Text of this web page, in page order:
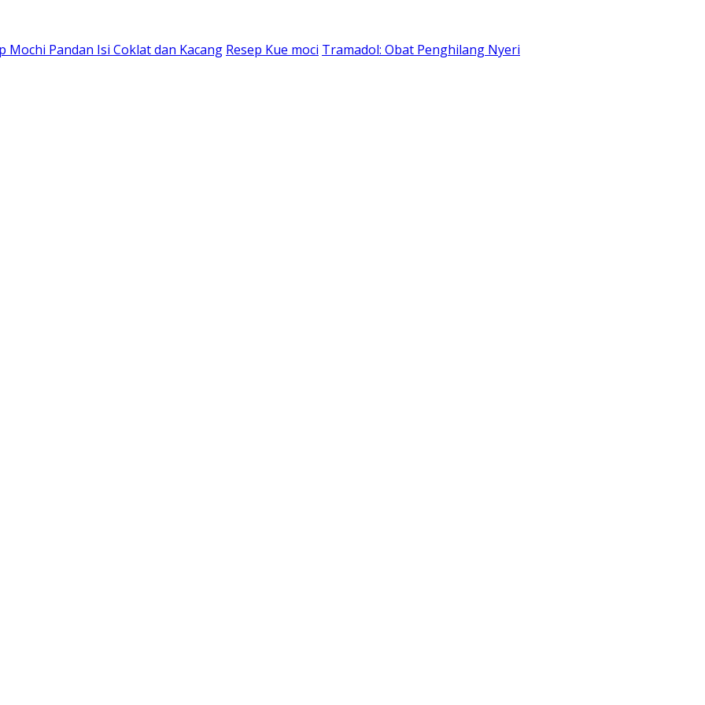
Mochi Pandan Isi Coklat dan Kacang Resep Kue moci Tramadol: Obat Penghilang Nyeri